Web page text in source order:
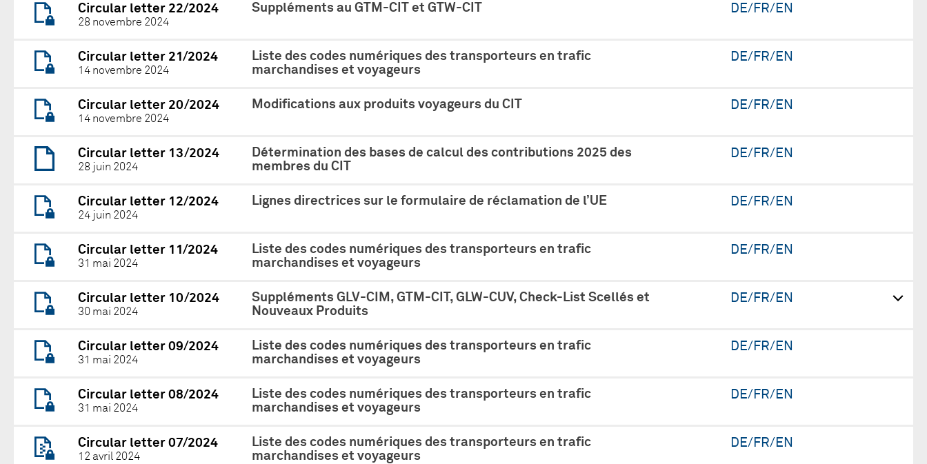
Circular letter 22/2024
28 novembre 2024
Suppléments au GTM-CIT et GTW-CIT DE/FR/EN
Circular letter 21/2024
14 novembre 2024
Liste des codes numériques des transporteurs en trafic
marchandises et voyageurs
DE/FR/EN
Circular letter 20/2024
14 novembre 2024
Modifications aux produits voyageurs du CIT DE/FR/EN
Circular letter 13/2024
28 juin 2024
Détermination des bases de calcul des contributions 2025 des
membres du CIT
DE/FR/EN
Circular letter 12/2024
24 juin 2024
Lignes directrices sur le formulaire de réclamation de l’UE DE/FR/EN
Circular letter 11/2024
31 mai 2024
Liste des codes numériques des transporteurs en trafic
marchandises et voyageurs
DE/FR/EN
Circular letter 10/2024
30 mai 2024
Suppléments GLV-CIM, GTM-CIT, GLW-CUV, Check-List Scellés et
Nouveaux Produits
DE/FR/EN
Circular letter 09/2024
31 mai 2024
Liste des codes numériques des transporteurs en trafic
marchandises et voyageurs
DE/FR/EN
Circular letter 08/2024
31 mai 2024
Liste des codes numériques des transporteurs en trafic
marchandises et voyageurs
DE/FR/EN
Circular letter 07/2024
12 avril 2024
Liste des codes numériques des transporteurs en trafic
marchandises et voyageurs
DE/FR/EN